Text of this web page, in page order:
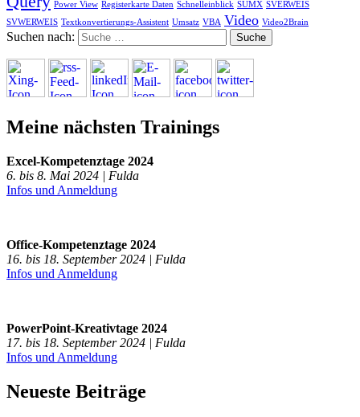
Power View Registerkarte Daten Schnelleinblick SUMX SVERWEIS
SVWERWEIS Textkonvertierungs-Assistent Umsatz VBA Video Video2Brain
Suchen nach:
Meine nächsten Trainings
Excel-Kompetenztage 2024
6. bis 8. Mai 2024 | Fulda
Infos und Anmeldung
Office-Kompetenztage 2024
16. bis 18. September 2024 | Fulda
Infos und Anmeldung
PowerPoint-Kreativtage 2024
17. bis 18. September 2024 | Fulda
Infos und Anmeldung
Neueste Beiträge